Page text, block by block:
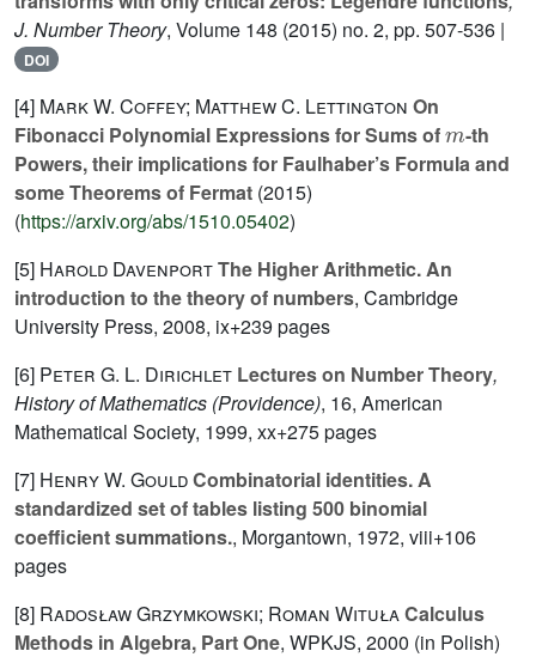
J. Number Theory, Volume 148 (2015) no. 2, pp. 507-536 |
DOI
[4] Mark W. Coffey; Matthew C. Lettington On
Fibonacci Polynomial Expressions for Sums of
-th
Powers, their implications for Faulhaber’s Formula and
some Theorems of Fermat (2015)
(https://arxiv.org/abs/1510.05402)
[5] Harold DavenportThe Higher Arithmetic. An
introduction to the theory of numbers, Cambridge
University Press, 2008, ix+239 pages
[6] Peter G. L. Dirichlet Lectures on Number Theory,
History of Mathematics (Providence), 16, American
Mathematical Society, 1999, xx+275 pages
[7] Henry W. GouldCombinatorial identities. A
standardized set of tables listing 500 binomial
coefficient summations., Morgantown, 1972, viii+106
pages
[8] Radosław Grzymkowski; Roman Wituła Calculus
Methods in Algebra, Part One, WPKJS, 2000 (in Polish)